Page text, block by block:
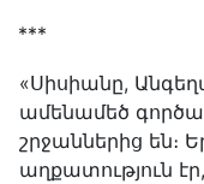
***
«Սիսիանը,
ամենամեծ
շրջաններից են։
աղքատություն